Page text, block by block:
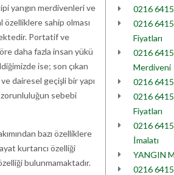
yangın merdivenleri ve
özelliklere sahip olması
Portatif ve
daha fazla insan yükü
ise; son çıkan
dairesel geçişli bir yapı
zorunluluğun sebebi
bazı özelliklere
kurtarıcı özelliği
bulunmamaktadır.
0216
0216
Fiyatları
0216
Merdiveni
0216
0216
Fiyatları
0216
İmalatı
YANGIN
0216